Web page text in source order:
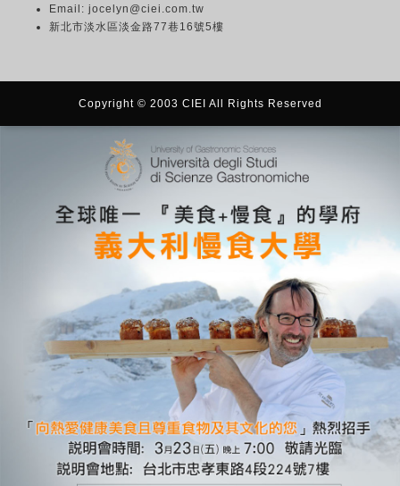
Email: jocelyn@ciei.com.tw
新北市淡水區淡金路77巷16號5樓
Copyright © 2003 CIEI All Rights Reserved